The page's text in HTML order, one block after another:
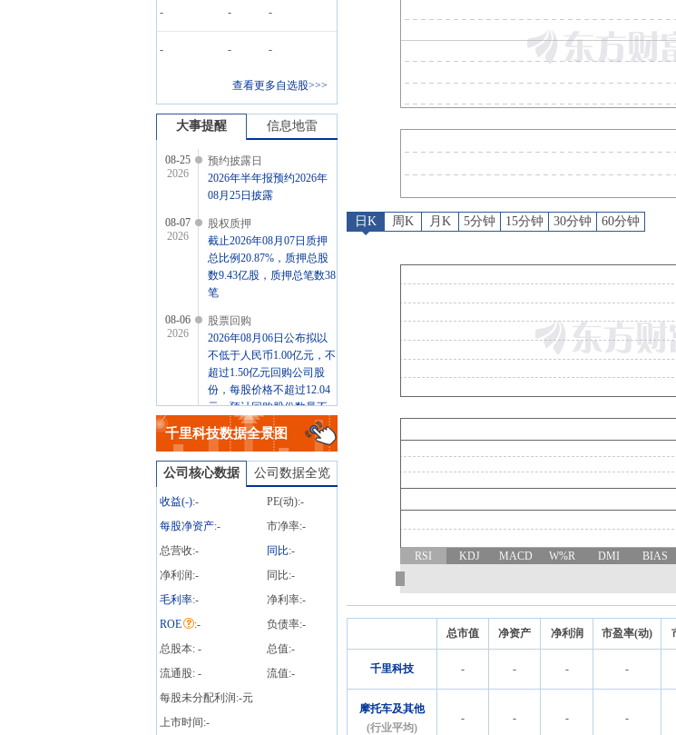
- - -
- - -
查看更多自选股>>>
大事提醒 信息地雷
08-25
2026
预约披露日
2026年半年报预约2026年
08月25日披露
08-07
2026
股权质押
截止2026年08月07日质押
总比例20.87%，质押总股
数9.43亿股，质押总笔数38
笔
08-06
2026
股票回购
2026年08月06日公布拟以
不低于人民币1.00亿元，不
超过1.50亿元回购公司股
份，每股价格不超过12.04
元，预计回购股份数量不
低于830.56万股，不超过
1245.85万股，回购起始日
期2026年08月06日
2026
2026年08月06日发布《千
里科技:重庆千里科技股份
报公告》等3条公告
千里科技数据全景图
公司核心数据 公司数据全览
收益(-):- PE(动):-
每股净资产:- 市净率:-
总营收:- 同比:-
净利润:- 同比:-
毛利率:- 净利率:-
ROE
:- 负债率:-
总股本: - 总值:-
流通股: - 流值:-
每股未分配利润:-元
上市时间:-
公告：2026年07月03日发布《千里科技:重庆千里科技股份
预约披露日：2026年半年报预约2026年08月25日披露
股权质押 ：截止2026年08月07日质押总比例20.87%，质
公告：2026年08月06日发布《千里科技:重庆千里科技股份有限
日K 周K 月K 5分钟 15分钟 30分钟 60分钟
RSI KDJ MACD W%R DMI BIAS
总市值 净资产 净利润 市盈率(动)
千里科技 - - - -
摩托车及其他
(行业平均)
- - - -